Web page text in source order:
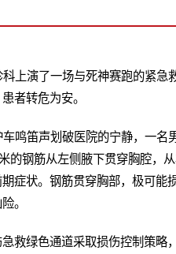
科上演了一场与死神赛跑的紧
者转危为安。
鸣笛声划破医院的宁静，一
的钢筋从左侧腋下贯穿胸腔，
症状。钢筋贯穿胸部，极可能
。
救绿色通道采取损伤控制策